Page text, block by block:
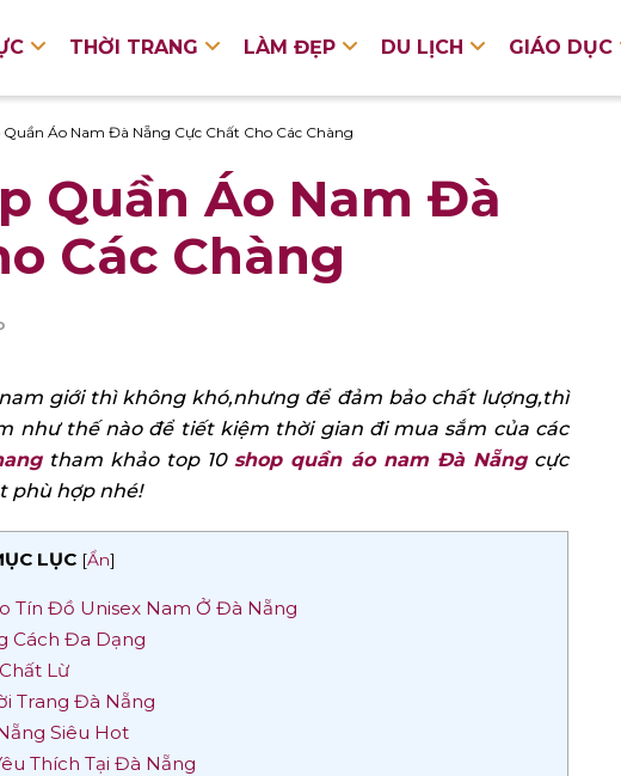
THỜI TRANG LÀM ĐẸP DU LỊCH GIÁO DỤC
Quần Áo Nam Đà Nẵng Cực Chất Cho Các Chàng
Quần Áo Nam Đà
Các Chàng
giới thì không khó,nhưng để đảm bảo chất lượng,thì
như thế nào để tiết kiệm thời gian đi mua sắm của các
tham khảo top 10 shop quần áo nam Đà Nẵngcực
phù hợp nhé!
LỤC [Ẩn]
Tín Đồ Unisex Nam Ở Đà Nẵng
Cách Đa Dạng
Lừ
Trang Đà Nẵng
Siêu Hot
Thích Tại Đà Nẵng